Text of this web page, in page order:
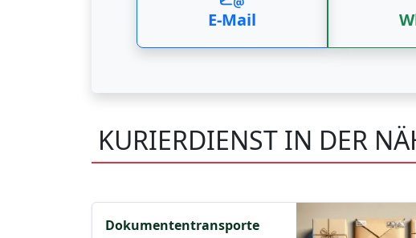
E-Mail
KURIERDIENST IN DER
Dokumententransporte